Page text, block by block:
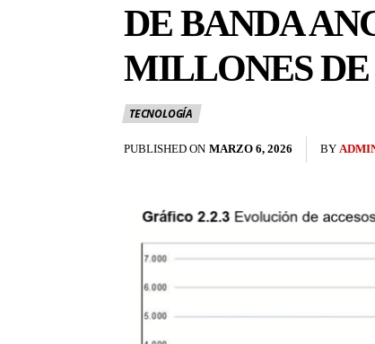
DE BANDA
MILLONES DE
TECNOLOGÍA
PUBLISHED ON MARZO 6, 2026 BY